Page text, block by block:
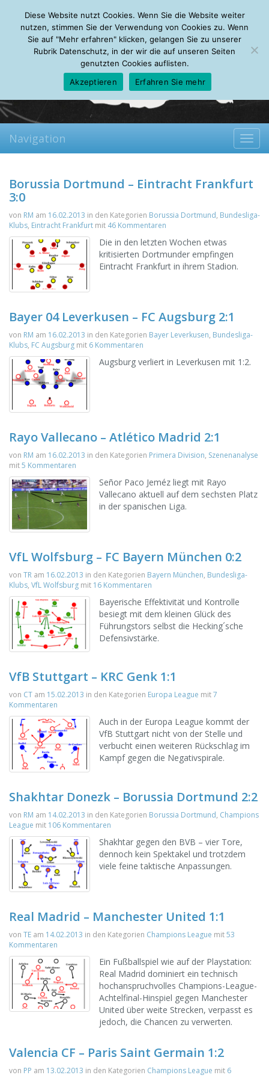
Thursday, 06.08.2026
Mein Account
About Autoren Leseempfehlungen FAQ
Navigation
Borussia Dortmund – Eintracht Frankfurt
3:0
von RM am 16.02.2013 in den Kategorien Borussia Dortmund, Bundesliga-
Klubs, Eintracht Frankfurt mit 46 Kommentaren
Die in den letzten Wochen etwas
kritisierten Dortmunder empfingen
Eintracht Frankfurt in ihrem Stadion.
Bayer 04 Leverkusen – FC Augsburg 2:1
von RM am 16.02.2013 in den Kategorien Bayer Leverkusen, Bundesliga-
Klubs, FC Augsburg mit 6 Kommentaren
Augsburg verliert in Leverkusen mit 1:2.
Rayo Vallecano – Atlético Madrid 2:1
von RM am 16.02.2013 in den Kategorien Primera Division, Szenenanalyse
mit5 Kommentaren
Señor Paco Jeméz liegt mit Rayo
Vallecano aktuell auf dem sechsten Platz
in der spanischen Liga.
VfL Wolfsburg – FC Bayern München 0:2
von TR am 16.02.2013 in den Kategorien Bayern München, Bundesliga-
Klubs, VfL Wolfsburg mit 16 Kommentaren
Bayerische Effektivität und Kontrolle
besiegt mit dem kleinen Glück des
Führungstors selbst die Hecking´sche
Defensivstärke.
VfB Stuttgart – KRC Genk 1:1
von CT am 15.02.2013 in den Kategorien Europa League mit7
Kommentaren
Auch in der Europa League kommt der
VfB Stuttgart nicht von der Stelle und
verbucht einen weiteren Rückschlag im
Kampf gegen die Negativspirale.
Shakhtar Donezk – Borussia Dortmund 2:2
von RM am 14.02.2013 in den Kategorien Borussia Dortmund, Champions
League mit 106 Kommentaren
Shakhtar gegen den BVB – vier Tore,
dennoch kein Spektakel und trotzdem
viele feine taktische Anpassungen.
Real Madrid – Manchester United 1:1
von TE am 14.02.2013 in den Kategorien Champions League mit53
Kommentaren
Ein Fußballspiel wie auf der Playstation:
Real Madrid dominiert ein technisch
hochanspruchvolles Champions-League-
Achtelfinal-Hinspiel gegen Manchester
United über weite Strecken, verpasst es
jedoch, die Chancen zu verwerten.
Valencia CF – Paris Saint Germain 1:2
von PP am 13.02.2013 in den Kategorien Champions League mit 6
Diese Website nutzt Cookies. Wenn Sie die Website weiter
nutzen, stimmen Sie der Verwendung von Cookies zu. Wenn
Sie auf "Mehr erfahren" klicken, gelangen Sie zu unserer
Rubrik Datenschutz, in der wir die auf unseren Seiten
genutzten Cookies auflisten.
Akzeptieren
Erfahren Sie mehr